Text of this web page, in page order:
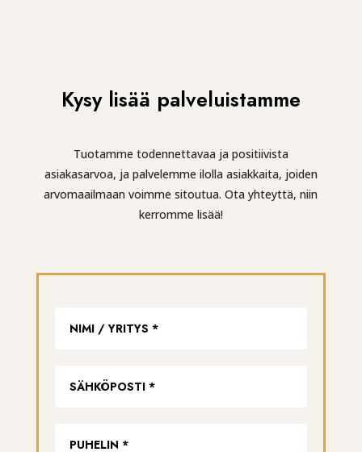
Kysy lisää palveluistamme
Tuotamme todennettavaa ja positiivista
asiakasarvoa, ja palvelemme ilolla asiakkaita, joiden
arvomaailmaan voimme sitoutua. Ota yhteyttä, niin
kerromme lisää!